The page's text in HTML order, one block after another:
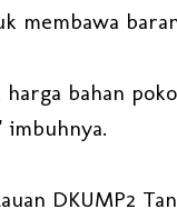
membawa
harga bahan
imbuhnya.
DKUMP2